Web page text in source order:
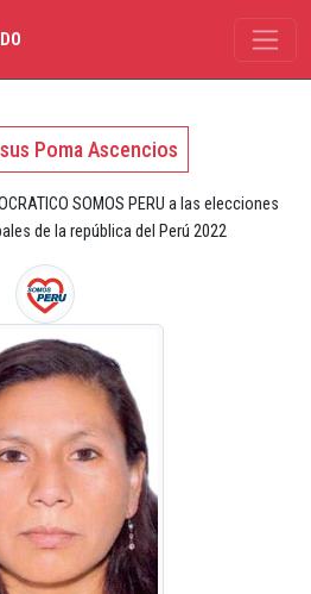
Poma Ascencios
SOMOS PERU a las elecciones
de la república del Perú 2022